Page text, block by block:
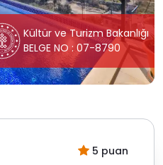
Kültür ve Turizm Bakanlığı
BELGE NO : 07-8790
5 puan